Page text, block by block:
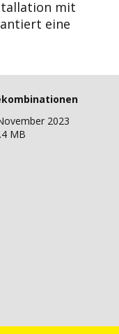
mit
eine
2023
MB